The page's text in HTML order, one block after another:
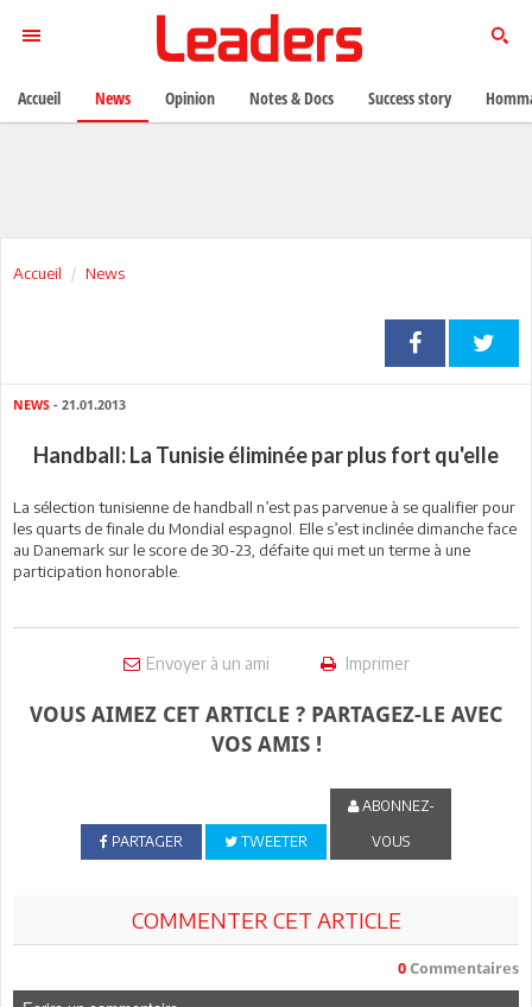
Accueil News
NEWS - 21.01.2013
Handball: La Tunisie éliminée par plus fort qu'elle
La sélection tunisienne de handball n’est pas parvenue à se qualifier pour
les quarts de finale du Mondial espagnol. Elle s’est inclinée dimanche face
au Danemark sur le score de 30-23, défaite qui met un terme à une
participation honorable.
Envoyer à un ami Imprimer
VOUS AIMEZ CET ARTICLE ? PARTAGEZ-LE AVEC
VOS AMIS !
PARTAGER TWEETER
ABONNEZ-
VOUS
COMMENTER CET ARTICLE
0 Commentaires
Accueil News Opinion Notes & Docs Success story